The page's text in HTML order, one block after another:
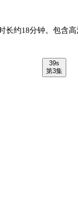
约18分钟。包含高
39s
第3集